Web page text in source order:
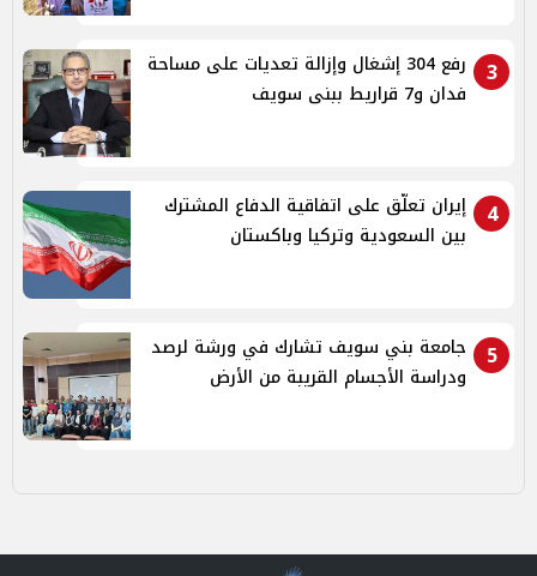
3
رفع 304 إشغال وإزالة تعديات على مساحة
فدان و7 قراريط ببنى سويف
4
إيران تعلّق على اتفاقية الدفاع المشترك
بين السعودية وتركيا وباكستان
5
جامعة بني سويف تشارك في ورشة لرصد
ودراسة الأجسام القريبة من الأرض